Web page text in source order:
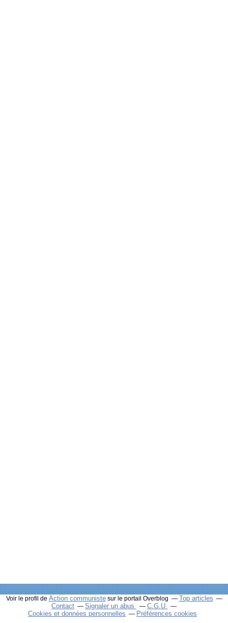
Voir le profil de Action communistesur le portail Overblog
Top articles
Contact
Signaler un abus
C.G.U.
Cookies et données personnelles
Préférences cookies